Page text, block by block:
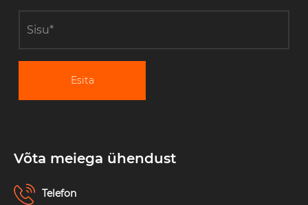
Esita
Võta meiega ühendust
Telefon